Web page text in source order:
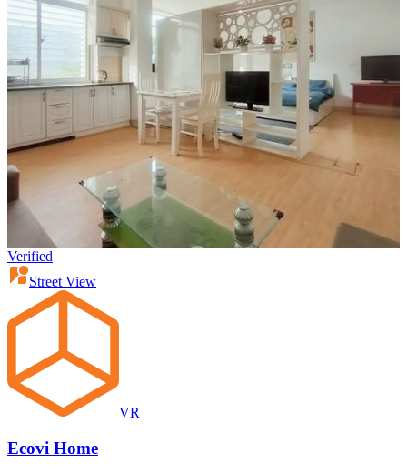
Verified
Street View
VR
Ecovi Home